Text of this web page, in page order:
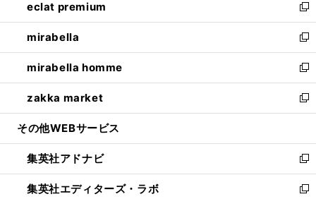
く
で
開
く
ド
ウ
で
開
く
ィ
ン
ド
ウ
で
開
く
い
ウ
ィ
ン
ド
ウ
で
開
eclat premium
新
し
い
ウ
ィ
ン
ド
ウ
開
く
mirabella
新
し
い
ウ
ィ
ン
ウ
で
開
く
mirabella homme
新
し
い
ウ
ン
ド
ウ
で
zakka market
新
し
ウ
ィ
ン
ド
その他WEBサービス
集英社アドナビ
新
し
い
集英社エディターズ・ラボ
新